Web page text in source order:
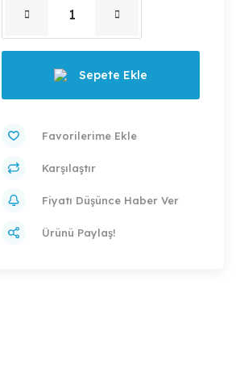
Sepete Ekle
Karşılaştır
Fiyatı Düşünce Haber Ver
Ürünü Paylaş!